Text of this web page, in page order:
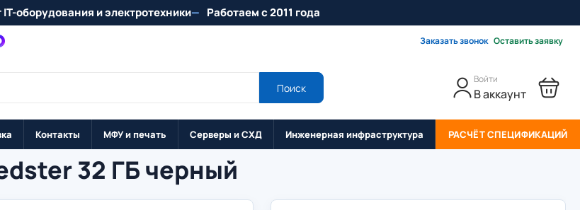
оборудования и электротехники Работаем с 2011 года
Заказать звонок Оставить заявку
Поиск
Войти
В аккаунт
Контакты МФУ и печать Серверы и СХД Инженерная инфраструктура РАСЧЁТ СПЕЦИФИКАЦИЙ
32 ГБ черный